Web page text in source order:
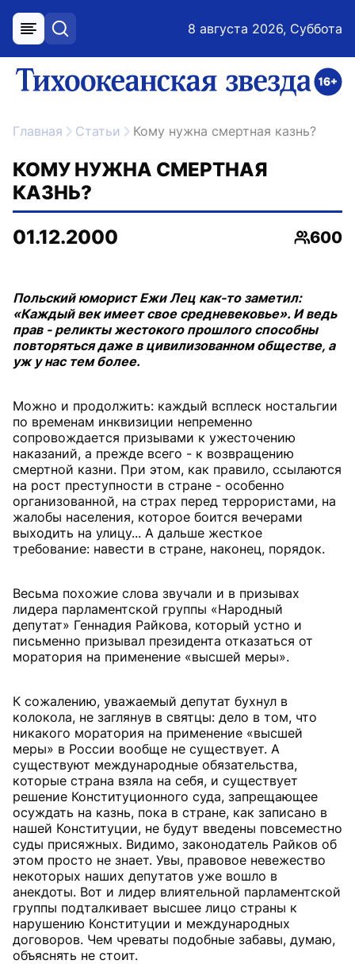
меню поиск 8 августа 2026, Суббота
ссылка на главную
Главная Статьи Кому нужна смертная казнь?
КОМУ НУЖНА СМЕРТНАЯ
КАЗНЬ?
01.12.2000
600
Польский юморист Ежи Лец как-то заметил:
«Каждый век имеет свое средневековье». И ведь
прав - реликты жестокого прошлого способны
повторяться даже в цивилизованном обществе, а
уж у нас тем более.
Можно и продолжить: каждый всплеск ностальгии
по временам инквизиции непременно
сопровождается призывами к ужесточению
наказаний, а прежде всего - к возвращению
смертной казни. При этом, как правило, ссылаются
на рост преступности в стране - особенно
организованной, на страх перед террористами, на
жалобы населения, которое боится вечерами
выходить на улицу... А дальше жесткое
требование: навести в стране, наконец, порядок.
Весьма похожие слова звучали и в призывах
лидера парламентской группы «Народный
депутат» Геннадия Райкова, который устно и
письменно призывал президента отказаться от
моратория на применение «высшей меры».
К сожалению, уважаемый депутат бухнул в
колокола, не заглянув в святцы: дело в том, что
никакого моратория на применение «высшей
меры» в России вообще не существует. А
существуют международные обязательства,
которые страна взяла на себя, и существует
решение Конституционного суда, запрещающее
осуждать на казнь, пока в стране, как записано в
нашей Конституции, не будут введены повсеместно
суды присяжных. Видимо, законодатель Райков об
этом просто не знает. Увы, правовое невежество
некоторых наших депутатов уже вошло в
анекдоты. Вот и лидер влиятельной парламентской
группы подталкивает высшее лицо страны к
нарушению Конституции и международных
договоров. Чем чреваты подобные забавы, думаю,
объяснять не стоит.